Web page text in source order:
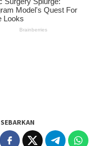
SEBARKAN